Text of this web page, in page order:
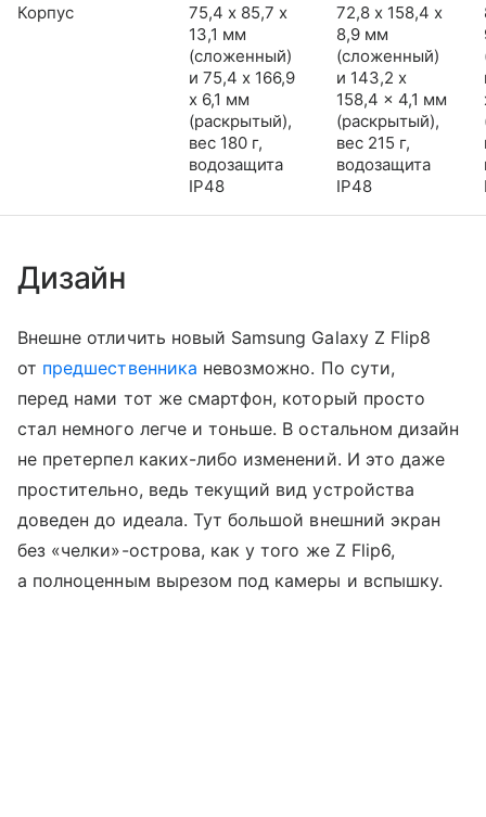
Корпус
75,4 х 85,7 х
13,1 мм
(сложенный)
и 75,4 x 166,9
x 6,1 мм
(раскрытый),
вес 180 г,
водозащита
IP48
72,8 х 158,4 х
8,9 мм
(сложенный)
и 143,2 x
158,4 x 4,1 мм
(раскрытый),
вес 215 г,
водозащита
IP48
Дизайн
Внешне отличить новый Samsung Galaxy Z Flip8
от предшественника невозможно. По сути,
перед нами тот же смартфон, который просто
стал немного легче и тоньше. В остальном дизайн
не претерпел каких-либо изменений. И это даже
простительно, ведь текущий вид устройства
доведен до идеала. Тут большой внешний экран
без «челки»-острова, как у того же Z Flip6,
а полноценным вырезом под камеры и вспышку.